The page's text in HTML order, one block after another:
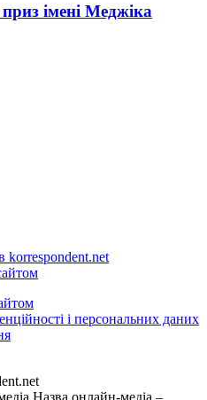
імені Меджіка
korrespondent.net
і персональних даних
Назва онлайн-медіа –